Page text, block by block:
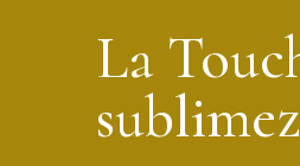
La